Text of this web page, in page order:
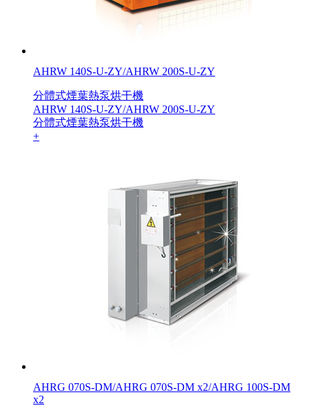
AHRW 140S-U-ZY/AHRW 200S-U-ZY
分體式煙葉熱泵烘干機
AHRW 140S-U-ZY/AHRW 200S-U-ZY
分體式煙葉熱泵烘干機
+
AHRG 070S-DM/AHRG 070S-DM x2/AHRG 100S-DM
x2